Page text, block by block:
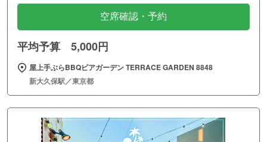
空席確認・予約
平均予算 5,000円
屋上手ぶらBBQビアガーデン TERRACE GARDEN 8848
新大久保駅／東京都